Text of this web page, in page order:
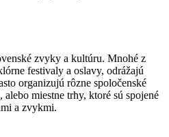
zvyky a kultúru. Mnohé z
festivaly a oslavy, odrážajú
organizujú rôzne spoločenské
miestne trhy, ktoré sú spojené
a zvykmi.